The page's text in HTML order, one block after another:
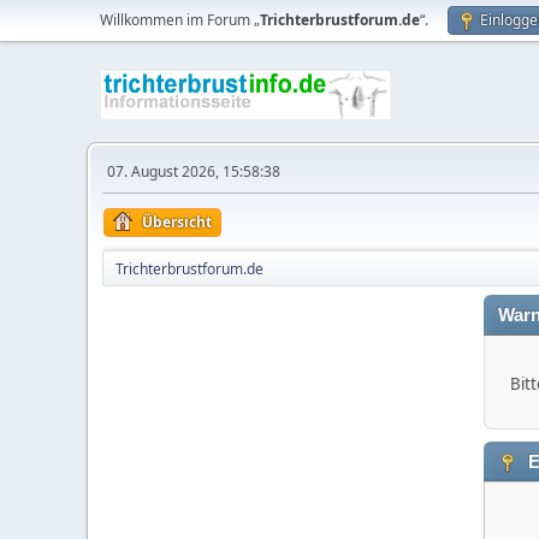
Willkommen im Forum „Trichterbrustforum.de“.
07. August 2026, 15:58:38
Übersicht
Trichterbrustforum.de